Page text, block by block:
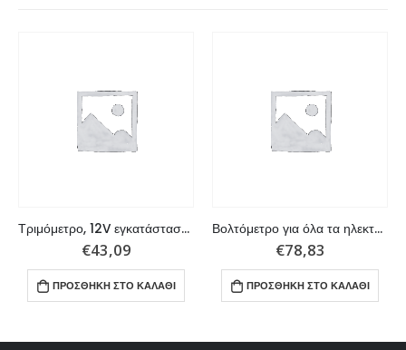
Τριμόμετρο, 12V εγκατάσταση Para Mercury,Mariner,Mercruiser y Vo
€43,09
ΠΡΟΣΘΉΚΗ ΣΤΟ ΚΑΛΆΘΙ
Βολτόμετρο για όλα τα ηλεκτρικά συστήματα 12 volt
€78,83
ΠΡΟΣΘΉΚΗ ΣΤΟ ΚΑΛΆΘΙ